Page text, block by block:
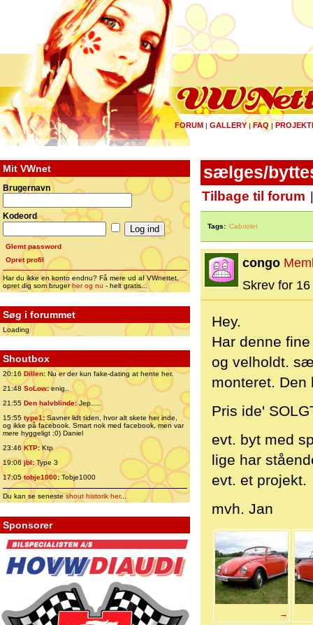
FORUM | GALLERY|FAQ |
Mit VWnet
Brugernavn
Kodeord
Glemt password
Opret profil
Har du ikke en konto endnu? Få mere ud af VWnettet,
opret dig som brugerher og nu - helt gratis...
Søg i forummet
Loading
Shoutbox
20:16 Dillen: Nu er der kun fake-dating at hente her.
21:48 SoLow:enig..
21:55 Den halvblinde:Jep.....
15:55 type1:Savner lidt tiden, hvor alt skete her inde,
og ikke på facebook. Smart nok med facebook, men var
mere hyggeligt ;0) Daniel
23:46 KTP:Ktp
19:06jbl:Type 3
17:05tobje1000: Tobje1000
Du kan se senesteshout historik her...
Sponsorer
sælges/
Tilbage til forum
Tags: Cabriolet
congo
Skrev for
Hey.
Har denne
og velholdt.
monteret. Den
Pris ide'
evt. byt med
lige har
evt. et projekt.
mvh. Jan
→